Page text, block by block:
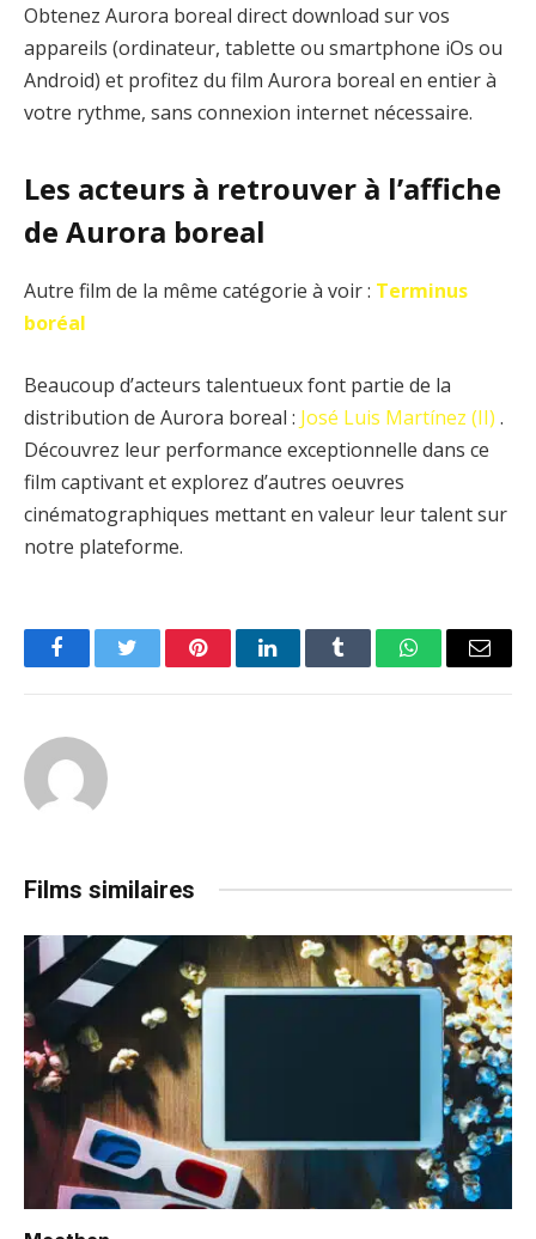
Obtenez Aurora boreal direct download sur vos
appareils (ordinateur, tablette ou smartphone iOs ou
Android) et profitez du film Aurora boreal en entier à
votre rythme, sans connexion internet nécessaire.
Les acteurs à retrouver à l’affiche
de Aurora boreal
Autre film de la même catégorie à voir : Terminus
boréal
Beaucoup d’acteurs talentueux font partie de la
distribution de Aurora boreal : José Luis Martínez (II) .
Découvrez leur performance exceptionnelle dans ce
film captivant et explorez d’autres oeuvres
cinématographiques mettant en valeur leur talent sur
notre plateforme.
FacebookTwitter PinterestLinkedInTumblr WhatsAppEmail
Films similaires